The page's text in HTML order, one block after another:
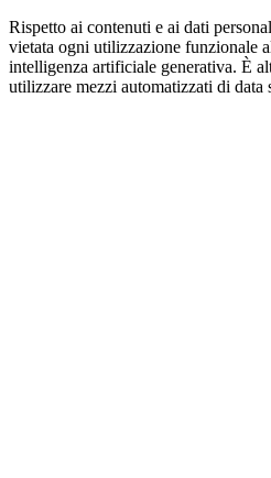
Rispetto ai contenuti e ai dati
vietata ogni utilizzazione funzionale
intelligenza artificiale generativa. È
utilizzare mezzi automatizzati di data